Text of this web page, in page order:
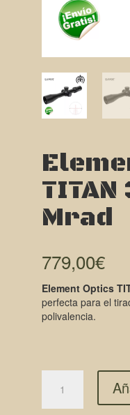
TITAN
Mrad
779,00€
Element Optics
perfecta para el
polivalencia.